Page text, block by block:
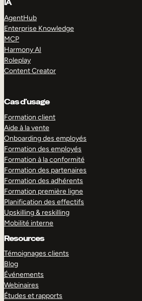
IA
AgentHub
Enterprise Knowledge
MCP
Harmony AI
Roleplay
Content Creator
Cas d’usage
Formation client
Aide à la vente
Onboarding des employés
Formation des employés
Formation à la conformité
Formation des partenaires
Formation des adhérents
Formation première ligne
Planification des effectifs
Upskilling & reskilling
Mobilité interne
Resources
Témoignages clients
Blog
Événements
Webinaires
Études et rapports